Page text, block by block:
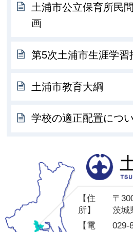
土浦市公立保育所民
画
第5次土浦市生涯学習
土浦市教育大綱
学校の適正配置につ
【住
所】
〒
茨城
【電
029-